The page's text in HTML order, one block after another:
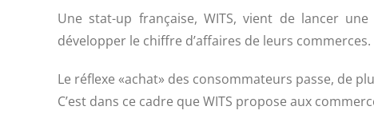
Une stat-up française, WITS, vient de lancer
développer le chiffre d’affaires de leurs commerces.
Le réflexe «achat» des consommateurs passe, de
C’est dans ce cadre que WITS propose aux